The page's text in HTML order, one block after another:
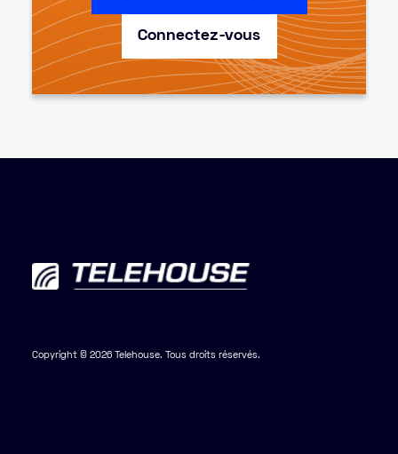
Connectez-vous
Copyright © 2026 Telehouse. Tous droits réservés.